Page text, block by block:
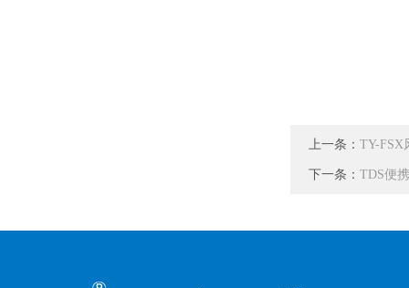
上一条： TY-FSX
下一条： TDS便